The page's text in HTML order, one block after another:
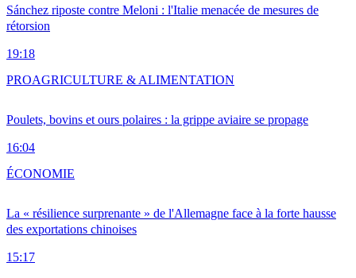
Sánchez riposte contre Meloni : l'Italie menacée de mesures de
rétorsion
19:18
Poulets, bovins et ours polaires : la grippe aviaire se propage
16:04
PROAGRICULTURE & ALIMENTATION
La « résilience surprenante » de l'Allemagne face à la forte hausse
des exportations chinoises
15:17
ÉCONOMIE